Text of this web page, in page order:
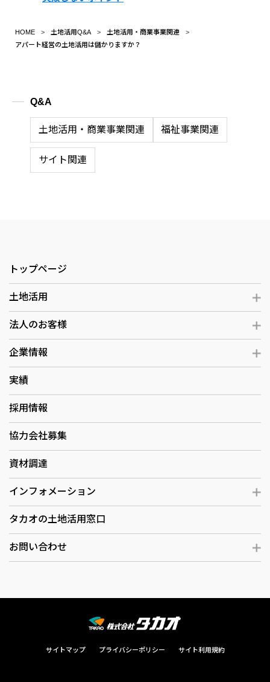
HOME 土地活用Q&A
土地活用・商業事業関連
アパート経営の土地活用は儲かりますか？
Q&A
土地活用・商業事業関連 福祉事業関連
サイト関連
トップページ
土地活用
法人のお客様
企業情報
実績
採用情報
協力会社募集
資材調達
インフォメーション
タカオの土地活用窓口
お問い合わせ
サイトマップ プライバシーポリシー サイト利用規約